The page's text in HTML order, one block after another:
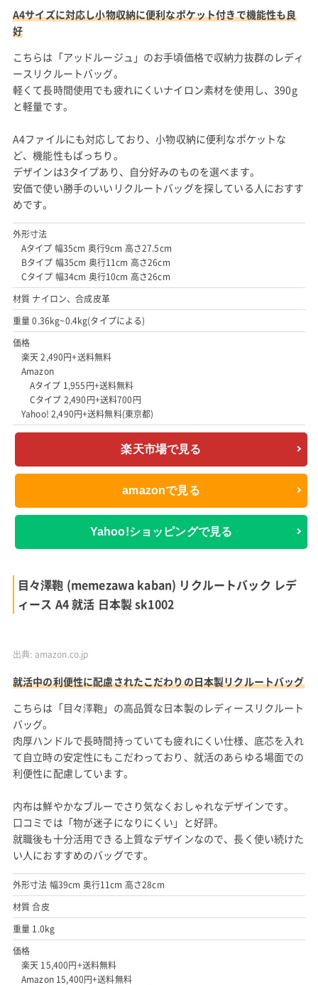
A4サイズに対応し小物収納に便利なポケット付きで機能性も良
好
こちらは「アッドルージュ」のお手頃価格で収納力抜群のレディ
ースリクルートバッグ。
軽くて長時間使用でも疲れにくいナイロン素材を使用し、390g
と軽量です。
A4ファイルにも対応しており、小物収納に便利なポケットな
ど、機能性もばっちり。
デザインは3タイプあり、自分好みのものを選べます。
安価で使い勝手のいいリクルートバッグを探している人におすす
めです。
外形寸法
Aタイプ 幅35cm 奥行9cm 高さ27.5cm
Bタイプ 幅35cm 奥行11cm 高さ26cm
Cタイプ 幅34cm 奥行10cm 高さ26cm
材質 ナイロン、合成皮革
重量 0.36kg~0.4kg(タイプによる)
価格
楽天 2,490円+送料無料
Amazon
Aタイプ 1,955円+送料無料
Cタイプ 2,490円+送料700円
Yahoo! 2,490円+送料無料(東京都)
楽天市場で見る
amazonで見る
Yahoo!ショッピングで見る
目々澤鞄 (memezawa kaban) リクルートバック レデ
ィース A4 就活 日本製 sk1002
出典: amazon.co.jp
就活中の利便性に配慮されたこだわりの日本製リクルートバッグ
こちらは「目々澤鞄」の高品質な日本製のレディースリクルート
バッグ。
肉厚ハンドルで長時間持っていても疲れにくい仕様、底芯を入れ
て自立時の安定性にもこだわっており、就活のあらゆる場面での
利便性に配慮しています。
内布は鮮やかなブルーでさり気なくおしゃれなデザインです。
口コミでは「物が迷子になりにくい」と好評。
就職後も十分活用できる上質なデザインなので、長く使い続けた
い人におすすめのバッグです。
外形寸法 幅39cm 奥行11cm 高さ28cm
材質 合皮
重量 1.0kg
価格
楽天 15,400円+送料無料
Amazon 15,400円+送料無料